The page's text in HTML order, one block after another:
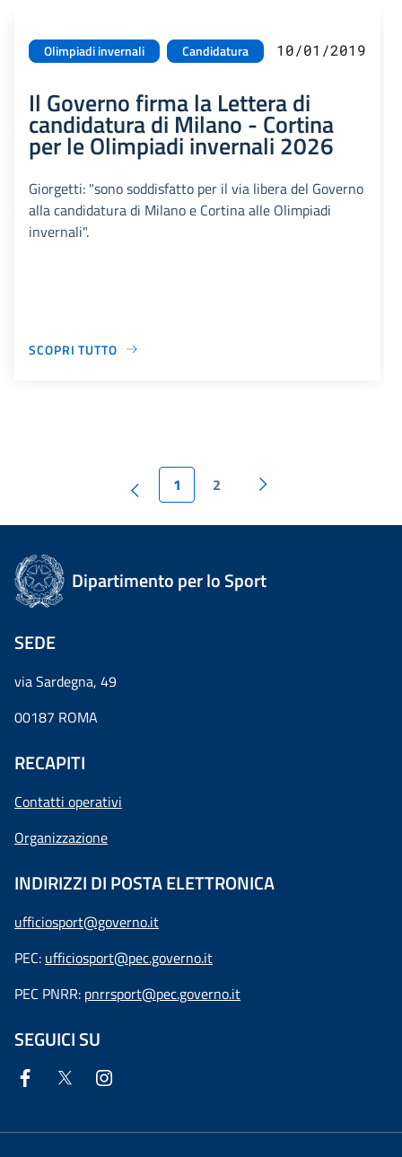
Olimpiadi invernali Candidatura 10/01/2019
Il Governo firma la Lettera di
candidatura di Milano - Cortina
per le Olimpiadi invernali 2026
Giorgetti: "sono soddisfatto per il via libera del Governo
alla candidatura di Milano e Cortina alle Olimpiadi
invernali".
SCOPRI TUTTO
1 2
Dipartimento per lo Sport
SEDE
via Sardegna, 49
00187 ROMA
RECAPITI
Contatti operativi
Organizzazione
INDIRIZZI DI POSTA ELETTRONICA
ufficiosport@governo.it
PEC: ufficiosport@pec.governo.it
PEC PNRR: pnrrsport@pec.governo.it
SEGUICI SU